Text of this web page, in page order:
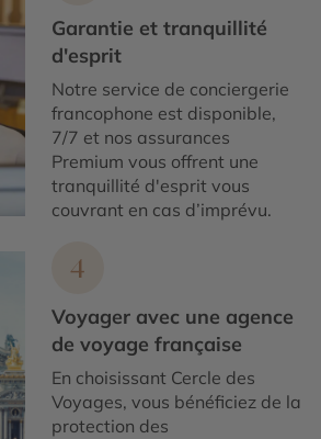
Garantie et tranquillité
d'esprit
Notre service de conciergerie
francophone est disponible,
7/7 et nos assurances
Premium vous offrent une
tranquillité d'esprit vous
couvrant en cas d’imprévu.
4
Voyager avec une agence
de voyage française
En choisissant Cercle des
Voyages, vous bénéficiez de la
protection des